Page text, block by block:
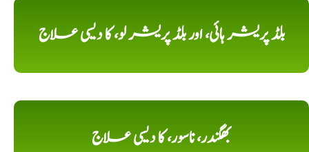
بلڈ پریشر ہائی، اور بلڈ پریشر لو، کا دیسی علاج
بھگندر، ناسور، کا دیسی علاج